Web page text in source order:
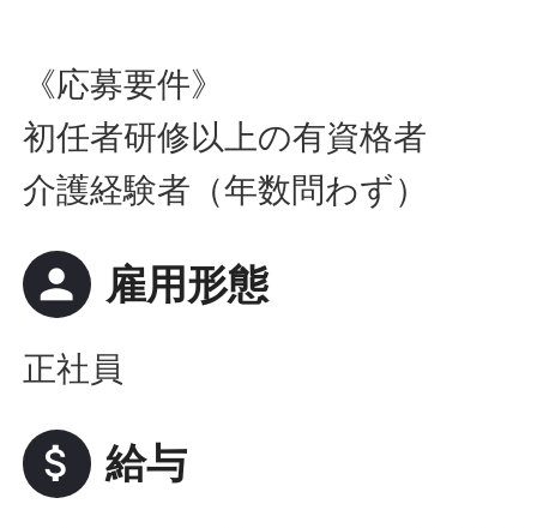
《応募要件》
初任者研修以上の有資格者
介護経験者（年数問わず）
person 雇用形態
正社員
attach_money 給与